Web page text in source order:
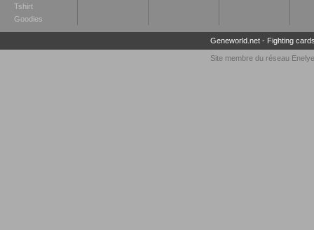
Tshirt
Goodies
Geneworld.net- Fighting
Site membre du réseau Enelye